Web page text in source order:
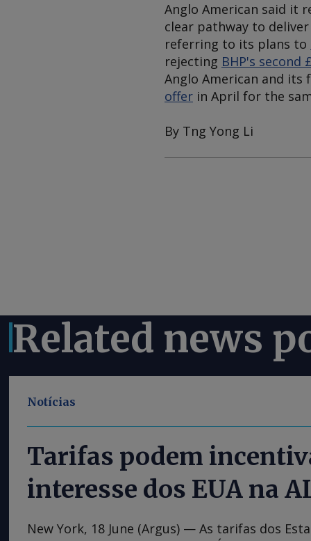
Anglo American said it
clear pathway to
referring to its plans to
rejecting BHP's second
Anglo American and its
offer in April for the
By Tng Yong Li
Related news
Notícias
Tarifas podem
interesse dos EUA na
New York, 18 June (Argus) — As tarifas dos